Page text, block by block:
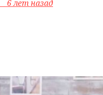
6 лет назад